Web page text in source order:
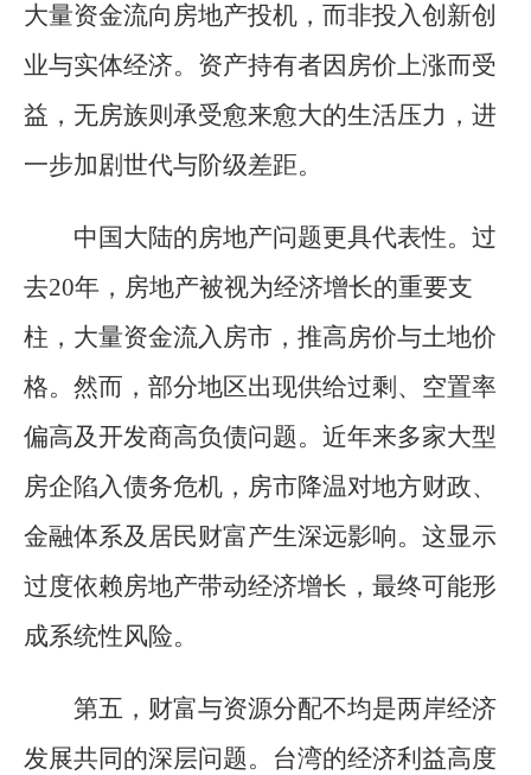
大量资金流向房地产投机，而非投入创新创
业与实体经济。资产持有者因房价上涨而受
益，无房族则承受愈来愈大的生活压力，进
一步加剧世代与阶级差距。
中国大陆的房地产问题更具代表性。过
去20年，房地产被视为经济增长的重要支
柱，大量资金流入房市，推高房价与土地价
格。然而，部分地区出现供给过剩、空置率
偏高及开发商高负债问题。近年来多家大型
房企陷入债务危机，房市降温对地方财政、
金融体系及居民财富产生深远影响。这显示
过度依赖房地产带动经济增长，最终可能形
成系统性风险。
第五，财富与资源分配不均是两岸经济
发展共同的深层问题。台湾的经济利益高度